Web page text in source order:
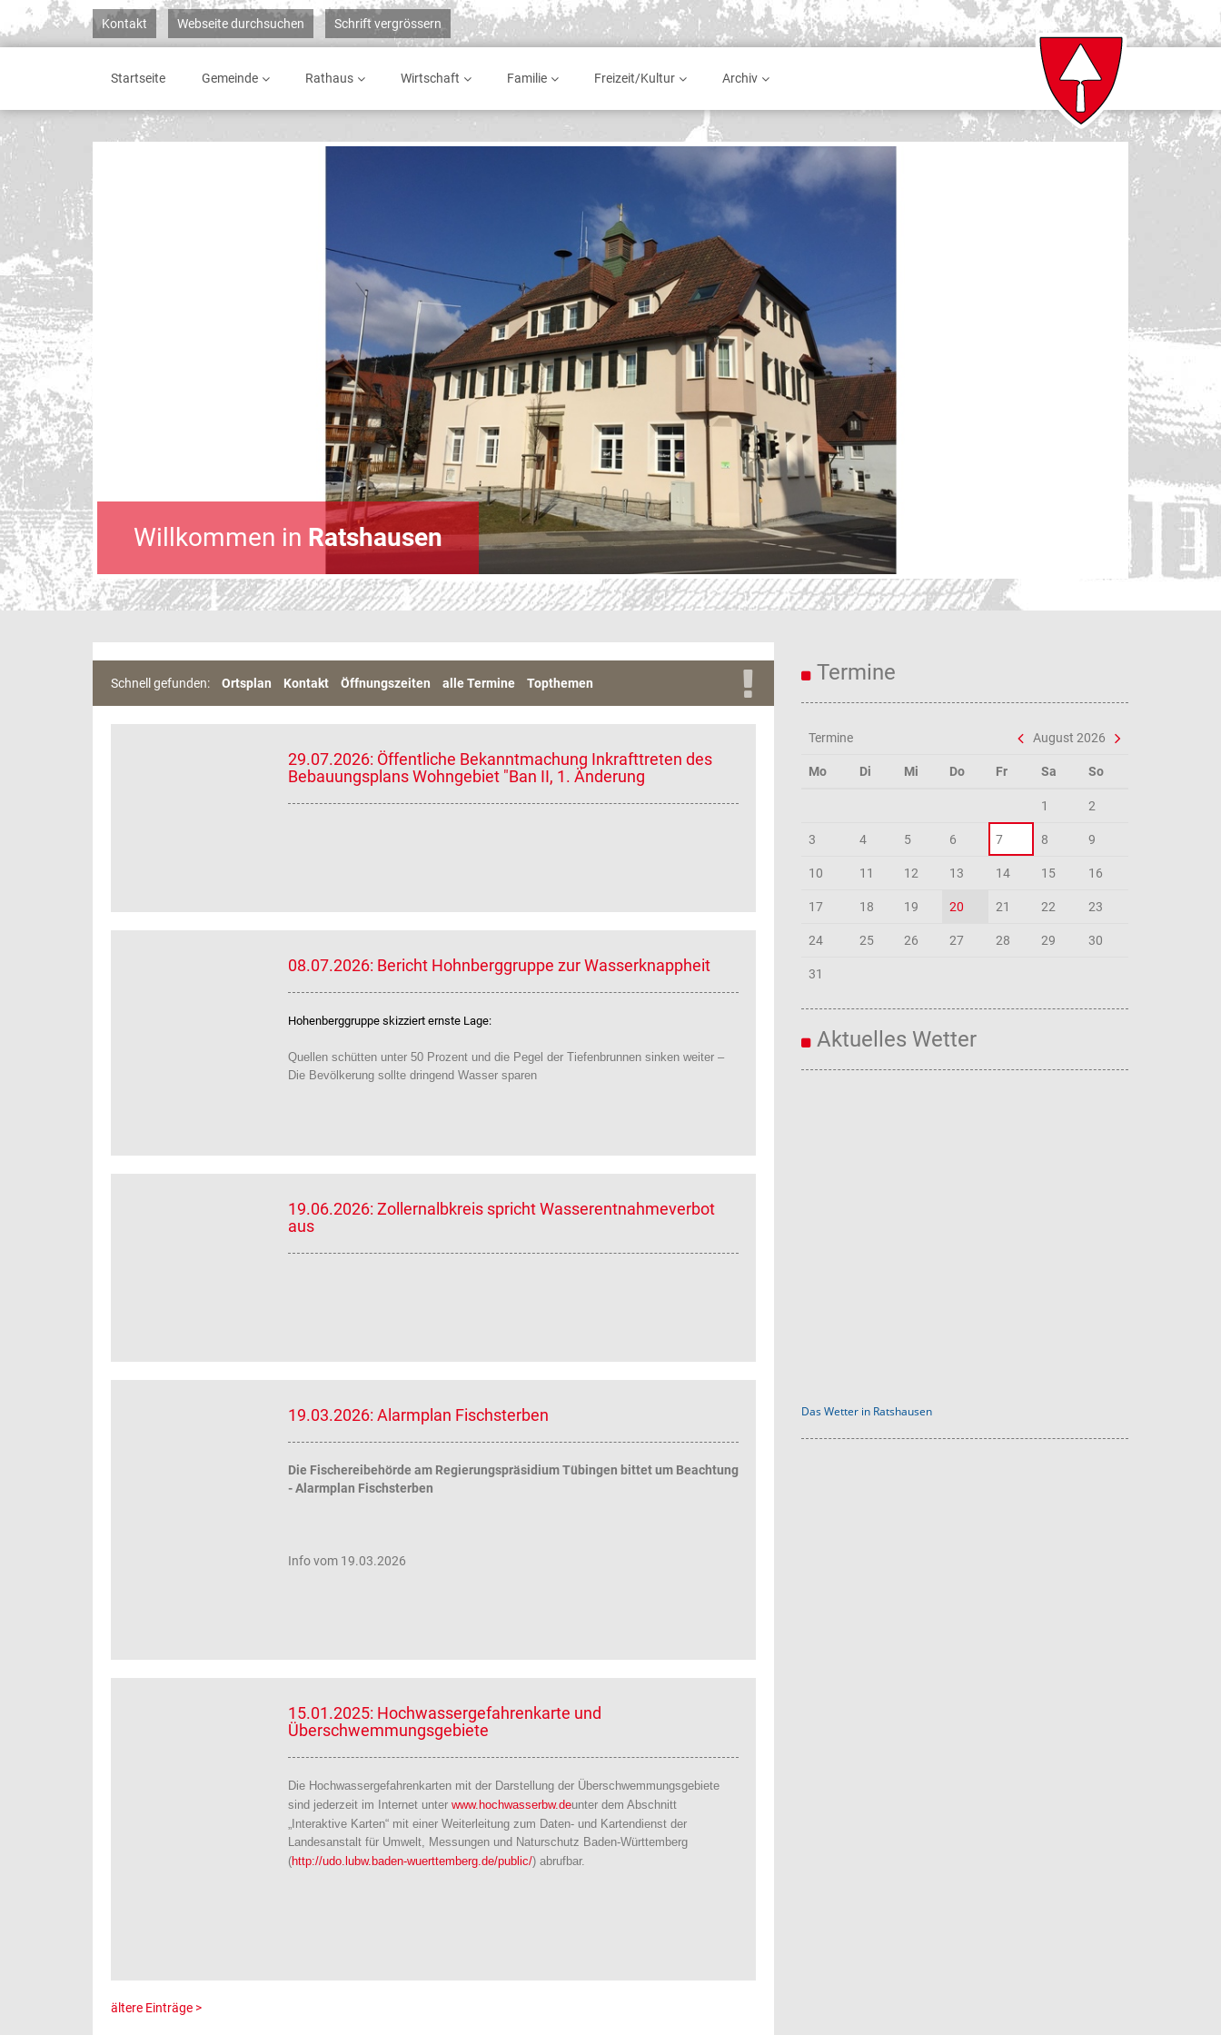
Kontakt Webseite durchsuchen Schrift vergrössern
Startseite Gemeinde Rathaus Wirtschaft Familie Freizeit/Kultur Archiv
Willkommen in Ratshausen
Schnell gefunden: Ortsplan Kontakt Öffnungszeiten alle Termine Topthemen
29.07.2026: Öffentliche Bekanntmachung Inkrafttreten des
Bebauungsplans Wohngebiet "Ban II, 1. Änderung
08.07.2026: Bericht Hohnberggruppe zur Wasserknappheit
Hohenberggruppe skizziert ernste Lage:
Quellen schütten unter 50 Prozent und die Pegel der Tiefenbrunnen sinken weiter –
Die Bevölkerung sollte dringend Wasser sparen
19.06.2026: Zollernalbkreis spricht Wasserentnahmeverbot
aus
19.03.2026: Alarmplan Fischsterben
Die Fischereibehörde am Regierungspräsidium Tübingen bittet um Beachtung
- Alarmplan Fischsterben
Info vom 19.03.2026
15.01.2025: Hochwassergefahrenkarte und
Überschwemmungsgebiete
Die Hochwassergefahrenkarten mit der Darstellung der Überschwemmungsgebiete
sind jederzeit im Internet unter www.hochwasserbw.deunter dem Abschnitt
„Interaktive Karten“ mit einer Weiterleitung zum Daten- und Kartendienst der
Landesanstalt für Umwelt, Messungen und Naturschutz Baden-Württemberg
(http://udo.lubw.baden-wuerttemberg.de/public/) abrufbar.
ältere Einträge >
Termine
Termine August 2026
Mo Di Mi Do Fr Sa So
1 2
3 4 5 6 7 8 9
10 11 12 13 14 15 16
17 18 19 20 21 22 23
24 25 26 27 28 29 30
31
Aktuelles Wetter
Das Wetter in Ratshausen